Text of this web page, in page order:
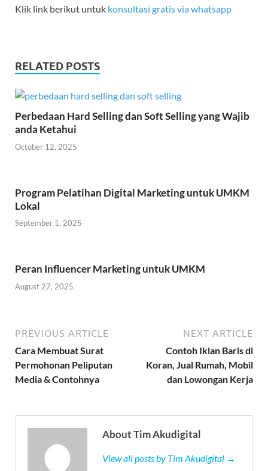
Klik link berikut untuk konsultasi gratis via whatsapp
RELATED POSTS
Perbedaan Hard Selling dan Soft Selling yang Wajib
anda Ketahui
October 12, 2025
Program Pelatihan Digital Marketing untuk UMKM
Lokal
September 1, 2025
Peran Influencer Marketing untuk UMKM
August 27, 2025
PREVIOUS ARTICLE
Cara Membuat Surat
Permohonan Peliputan
Media & Contohnya
NEXT ARTICLE
Contoh Iklan Baris di
Koran, Jual Rumah, Mobil
dan Lowongan Kerja
About Tim Akudigital
View all posts by Tim Akudigital →